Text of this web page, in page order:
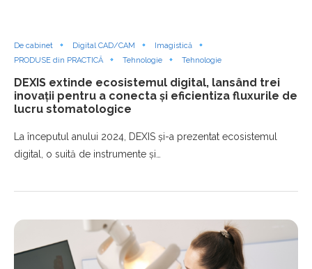
De cabinet Digital CAD/CAM
Imagistică
PRODUSE din PRACTICĂ
Tehnologie Tehnologie
DEXIS extinde ecosistemul digital, lansând trei
inovații pentru a conecta și eficientiza fluxurile de
lucru stomatologice
La începutul anului 2024, DEXIS și-a prezentat ecosistemul
digital, o suită de instrumente și…